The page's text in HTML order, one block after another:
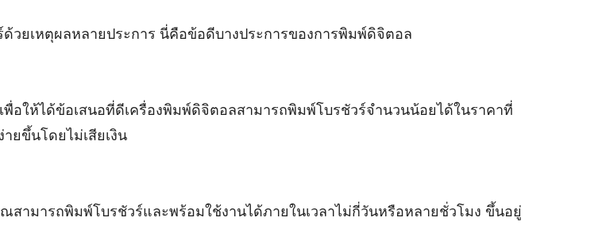
วยเหตุผลหลายประการ นี่คือข้อดีบางประการของการพิมพ์ดิจิตอล
ให้ได้ข้อเสนอที่ดีเครื่องพิมพ์ดิจิตอลสามารถพิมพ์โบรชัวร์จำนวนน้อยได้ในราคาที่
ยขึ้นโดยไม่เสียเงิน
ามารถพิมพ์โบรชัวร์และพร้อมใช้งานได้ภายในเวลาไม่กี่วันหรือหลายชั่วโมง ขึ้นอยู่